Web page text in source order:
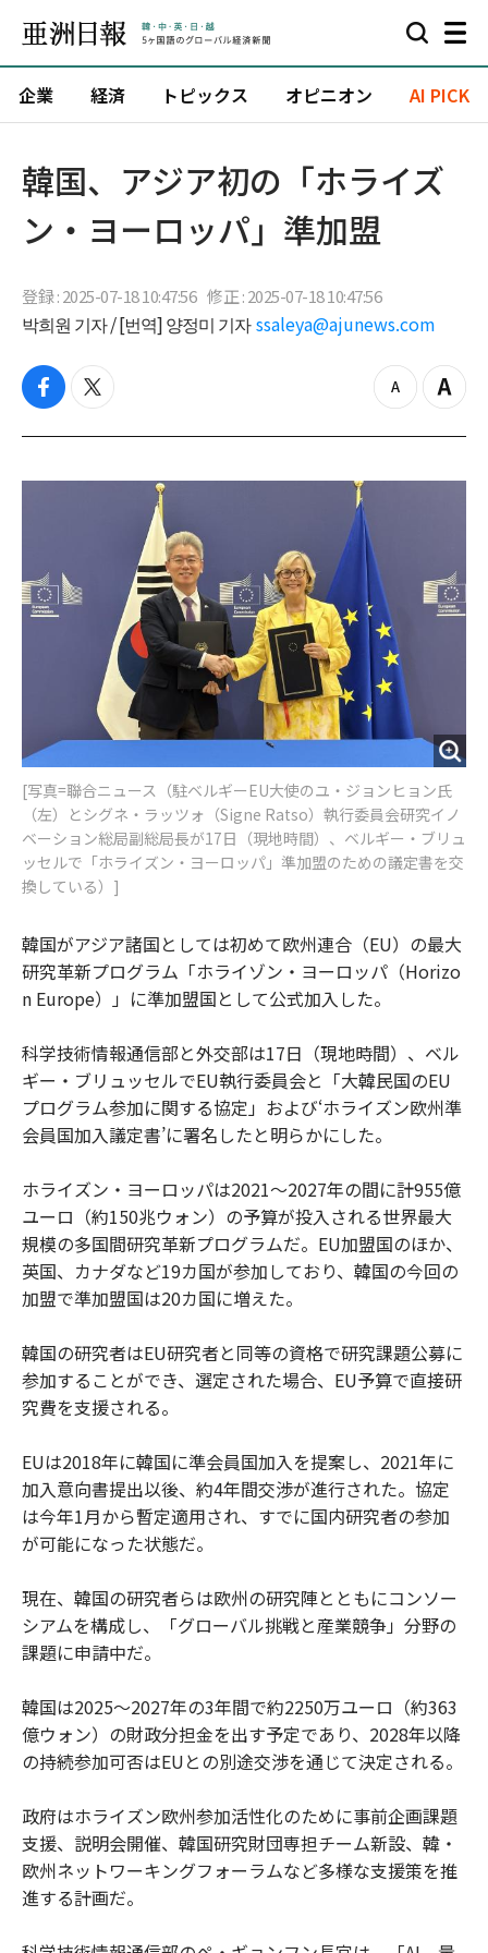
企業 経済 トピックス オピニオン AI PICK
韓国、アジア初の「ホライズ
ン・ヨーロッパ」準加盟
登録 : 2025-07-18 10:47:56 修正 : 2025-07-18 10:47:56
박희원 기자 / [번역] 양정미 기자 ssaleya@ajunews.com
f
c
b
t
i
t
z
o
o
Z
o
i
[写真=聯合ニュース（駐ベルギーEU大使のユ・ジョンヒョン氏
（左）とシグネ・ラッツォ（Signe Ratso）執行委員会研究イノ
ベーション総局副総局長が17日（現地時間）、ベルギー・ブリュ
ッセルで「ホライズン・ヨーロッパ」準加盟のための議定書を交
換している）]
韓国がアジア諸国としては初めて欧州連合（EU）の最大
研究革新プログラム「ホライゾン・ヨーロッパ（Horizo
n Europe）」に準加盟国として公式加入した。
科学技術情報通信部と外交部は17日（現地時間）、ベル
ギー・ブリュッセルでEU執行委員会と「大韓民国のEU
プログラム参加に関する協定」および‘ホライズン欧州準
会員国加入議定書’に署名したと明らかにした。
ホライズン・ヨーロッパは2021～2027年の間に計955億
ユーロ（約150兆ウォン）の予算が投入される世界最大
規模の多国間研究革新プログラムだ。EU加盟国のほか、
英国、カナダなど19カ国が参加しており、韓国の今回の
加盟で準加盟国は20カ国に増えた。
韓国の研究者はEU研究者と同等の資格で研究課題公募に
参加することができ、選定された場合、EU予算で直接研
究費を支援される。
EUは2018年に韓国に準会員国加入を提案し、2021年に
加入意向書提出以後、約4年間交渉が進行された。協定
は今年1月から暫定適用され、すでに国内研究者の参加
が可能になった状態だ。
現在、韓国の研究者らは欧州の研究陣とともにコンソー
シアムを構成し、「グローバル挑戦と産業競争」分野の
課題に申請中だ。
韓国は2025～2027年の3年間で約2250万ユーロ（約363
億ウォン）の財政分担金を出す予定であり、2028年以降
の持続参加可否はEUとの別途交渉を通じて決定される。
政府はホライズン欧州参加活性化のために事前企画課題
支援、説明会開催、韓国研究財団専担チーム新設、韓・
欧州ネットワーキングフォーラムなど多様な支援策を推
進する計画だ。